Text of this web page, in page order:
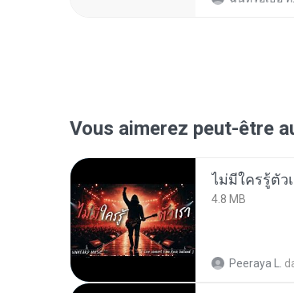
Vous aimerez peut-être
4.8 MB
Peeraya L.